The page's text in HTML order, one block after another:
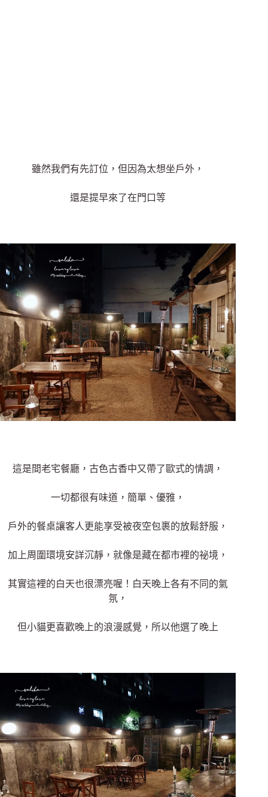
雖然我們有先訂位，但因為太想坐戶外，
還是提早來了在門口等
這是間老宅餐廳，古色古香中又帶了歐式的情調，
一切都很有味道，簡單、優雅，
戶外的餐桌讓客人更能享受被夜空包裹的放鬆舒服，
加上周圍環境安詳沉靜，就像是藏在都市裡的祕境，
其實這裡的白天也很漂亮喔！白天晚上各有不同的氣
氛，
但小貓更喜歡晚上的浪漫感覺，所以他選了晚上